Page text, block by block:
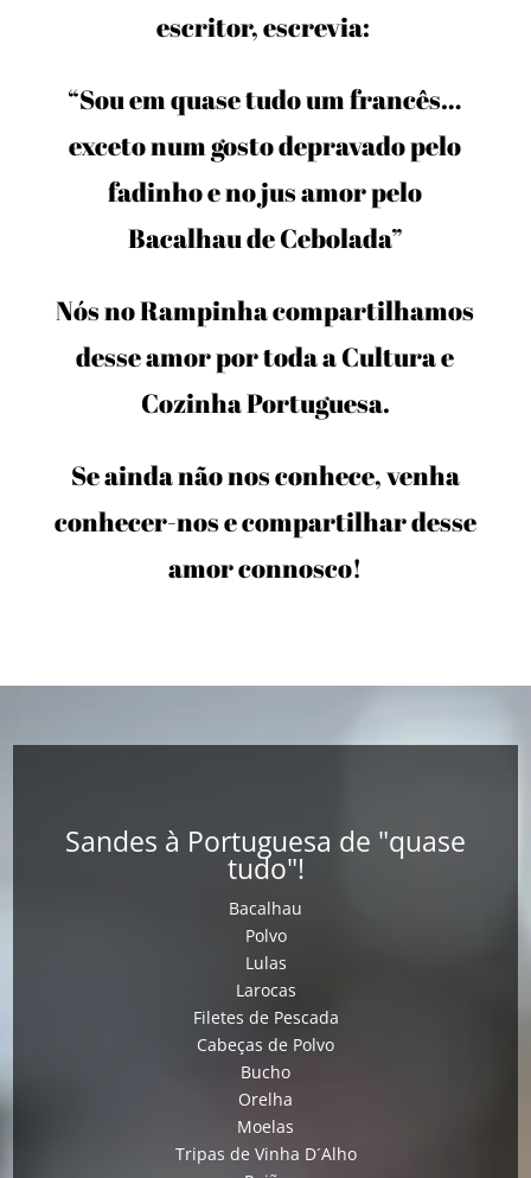
escritor, escrevia:
“Sou em quase tudo um francês…
exceto num gosto depravado pelo
fadinho e no jus amor pelo
Bacalhau de Cebolada”
Nós no Rampinha compartilhamos
desse amor por toda a Cultura e
Cozinha Portuguesa.
Se ainda não nos conhece, venha
conhecer-nos e compartilhar desse
amor connosco!
Sandes à Portuguesa de "quase
tudo"!
Bacalhau
Polvo
Lulas
Larocas
Filetes de Pescada
Cabeças de Polvo
Bucho
Orelha
Moelas
Tripas de Vinha D´Alho